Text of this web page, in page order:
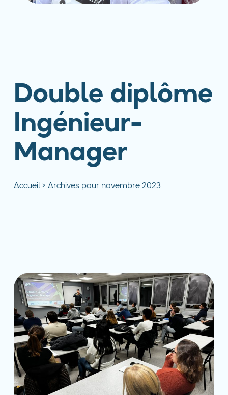
Double diplôme
Ingénieur-
Manager
Accueil> Archives pour novembre 2023